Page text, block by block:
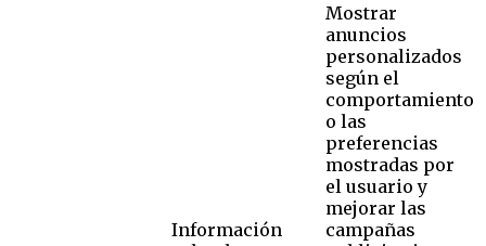
Información
Mostrar
anuncios
personalizados
según el
comportamiento
o las
preferencias
mostradas por
el usuario y
mejorar las
campañas